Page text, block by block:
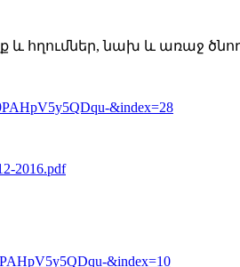
և հղումներ, նախ և առաջ
&index=28
2016.pdf
&index=10